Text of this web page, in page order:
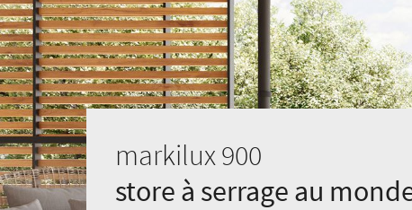
markilux 900
store à serrage au